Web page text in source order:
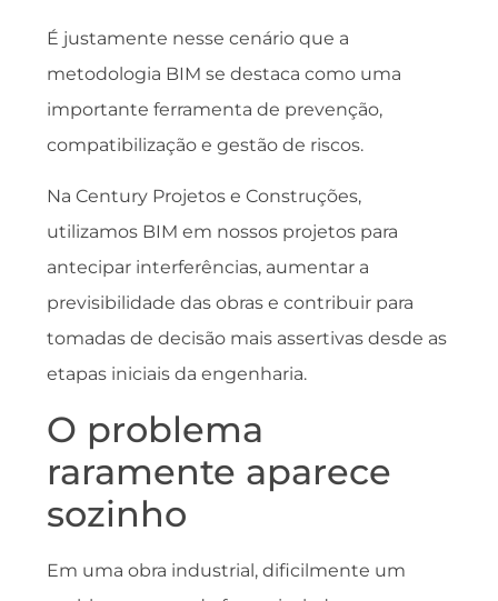
É justamente nesse cenário que a
metodologia BIM se destaca como uma
importante ferramenta de prevenção,
compatibilização e gestão de riscos.
Na Century Projetos e Construções,
utilizamos BIM em nossos projetos para
antecipar interferências, aumentar a
previsibilidade das obras e contribuir para
tomadas de decisão mais assertivas desde as
etapas iniciais da engenharia.
O problema
raramente aparece
sozinho
Em uma obra industrial, dificilmente um